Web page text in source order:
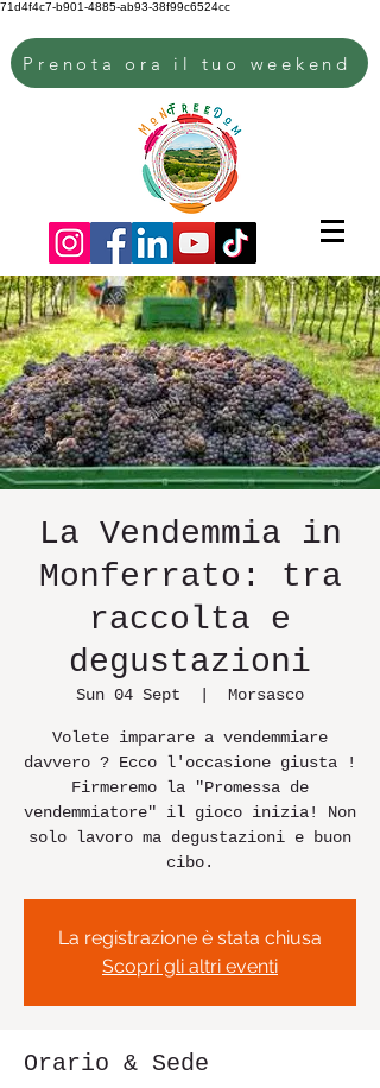
71d4f4c7-b901-4885-ab93-38f99c6524cc
Prenota ora il tuo weekend
La Vendemmia in
Monferrato: tra
raccolta e
degustazioni
Sun 04 Sept Morsasco
Volete imparare a vendemmiare
davvero ? Ecco l'occasione giusta !
Firmeremo la "Promessa de
vendemmiatore" il gioco inizia! Non
solo lavoro ma degustazioni e buon
cibo.
La registrazione è stata chiusa
Scopri gli altri eventi
Orario & Sede